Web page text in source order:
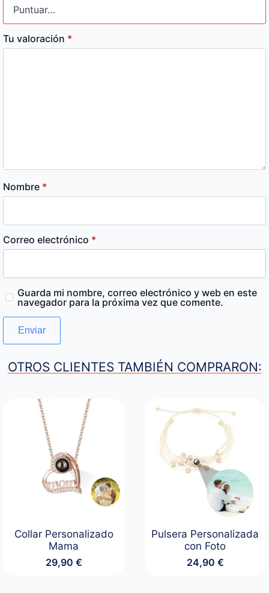
Tu valoración *
Nombre *
Correo electrónico *
Guarda mi nombre, correo electrónico y web en este
navegador para la próxima vez que comente.
OTROS CLIENTES TAMBIÉN COMPRARON:
Collar Personalizado
Mama
29,90 €
Pulsera Personalizada
con Foto
24,90 €